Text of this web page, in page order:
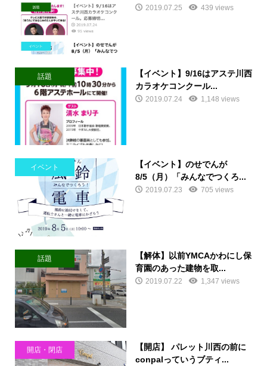
2019.07.25 439 views
話題
【イベント】9/16はアステ川西
カラオケコンクール...
2019.07.24 1,148 views
イベント
【イベント】のせでんが
8/5（月）「みんなでつくろ...
2019.07.23 705 views
話題
【解体】以前YMCAかわにし保
育園のあった建物を取...
2019.07.22 1,347 views
開店・閉店
【開店】 パレット川西の前に
conpalっていうブティ...